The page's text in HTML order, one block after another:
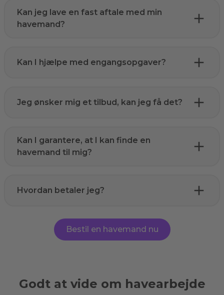
Kan jeg lave en fast aftale med min
havemand?
Kan I hjælpe med engangsopgaver?
Jeg ønsker mig et tilbud, kan jeg få det?
Kan I garantere, at I kan finde en
havemand til mig?
Hvordan betaler jeg?
Bestil en havemand nu
Godt at vide om havearbejde